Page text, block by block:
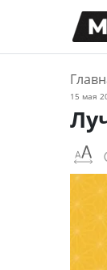
15 мая